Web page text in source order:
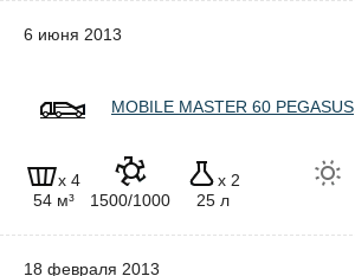
6 июня 2013
MOBILE MASTER 60 PEGASUS
x 4
54 м³
1500/1000
x 2
25 л
18 февраля 2013